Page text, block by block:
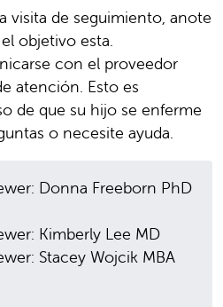
visita de seguimiento, anote
objetivo esta.
con el proveedor
atención. Esto es
de que su hijo se enferme
o necesite ayuda.
Donna Freeborn PhD
Kimberly Lee MD
Stacey Wojcik MBA